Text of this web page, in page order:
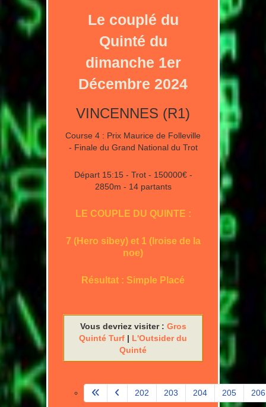
Le couplé du
Quinté du
dimanche 1er
Décembre 2024
VINCENNES (R1)
Course 4 : Prix Maurice de Folleville
- Finale du Grand National du Trot
Départ 15:15 - Trot - 150000€ -
2850m - 14 partants
LE COUPLE DU QUINTE :
7 (Hero sibey) et 1 (Iroise de la
noe)
Résultat : Simple Placé
Vous devriez visiter : Gros
Quinté Turf | L'Outsider du
Quinté
Page 207 sur 580
202 203 204 205 206